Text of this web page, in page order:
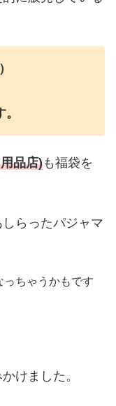
品店)も福袋を
らったパジャマ
ちゃうかもです
けました。